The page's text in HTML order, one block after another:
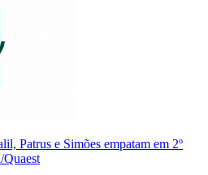
Patrus e Simões empatam em 2º
Quaest